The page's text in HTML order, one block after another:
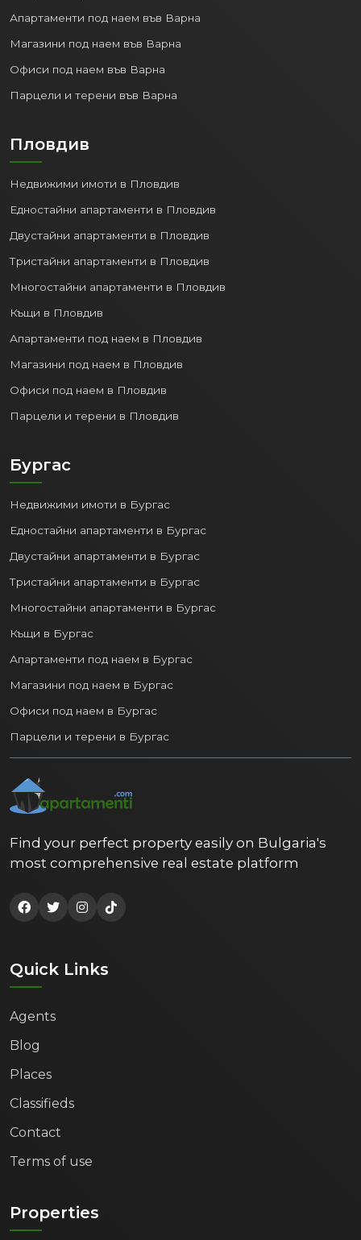
Апартаменти под наем във Варна
Магазини под наем във Варна
Офиси под наем във Варна
Парцели и терени във Варна
Пловдив
Недвижими имоти в Пловдив
Едностайни апартаменти в Пловдив
Двустайни апартаменти в Пловдив
Тристайни апартаменти в Пловдив
Многостайни апартаменти в Пловдив
Къщи в Пловдив
Апартаменти под наем в Пловдив
Магазини под наем в Пловдив
Офиси под наем в Пловдив
Парцели и терени в Пловдив
Бургас
Недвижими имоти в Бургас
Едностайни апартаменти в Бургас
Двустайни апартаменти в Бургас
Тристайни апартаменти в Бургас
Многостайни апартаменти в Бургас
Къщи в Бургас
Апартаменти под наем в Бургас
Магазини под наем в Бургас
Офиси под наем в Бургас
Парцели и терени в Бургас
Find your perfect property easily on Bulgaria's
most comprehensive real estate platform
Quick Links
Agents
Blog
Places
Classifieds
Contact
Terms of use
Properties